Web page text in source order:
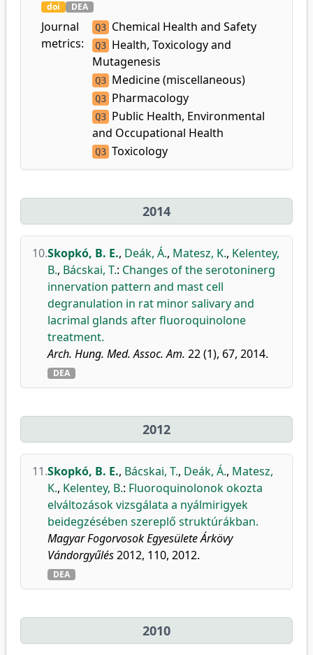
doi DEA
Journal
metrics:
Q3 Chemical Health and Safety
Q3 Health, Toxicology and
Mutagenesis
Q3 Medicine (miscellaneous)
Q3 Pharmacology
Q3 Public Health, Environmental
and Occupational Health
Q3 Toxicology
2014
10.Skopkó, B. E., Deák, Á., Matesz, K., Kelentey,
B., Bácskai, T.: Changes of the serotoninerg
innervation pattern and mast cell
degranulation in rat minor salivary and
lacrimal glands after fluoroquinolone
treatment.
Arch. Hung. Med. Assoc. Am. 22 (1), 67, 2014.
DEA
2012
11.Skopkó, B. E., Bácskai, T., Deák, Á., Matesz,
K., Kelentey, B.: Fluoroquinolonok okozta
elváltozások vizsgálata a nyálmirigyek
beidegzésében szereplő struktúrákban.
Magyar Fogorvosok Egyesülete Árkövy
Vándorgyűlés2012, 110, 2012.
DEA
2010